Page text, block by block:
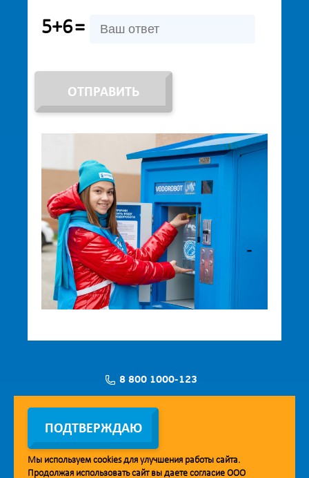
5+6=
ОТПРАВИТЬ
8 800 1000-123
Заявка на установку
ПОДТВЕРЖДАЮ
Мы используем cookiesдля улучшения работы сайта.
Продолжая использовать сайт вы даете согласие ООО